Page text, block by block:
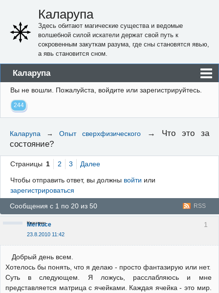
Каларупа
Здесь обитают магические существа и ведомые
волшебной силой искатели держат свой путь к
сокровенным закуткам разума, где сны становятся явью,
а явь становится сном.
Каларупа
Блог
Форум
Правила
Регистрация
Вход
Вы не вошли. Пожалуйста, войдите или зарегистрируйтесь.
244
Каларупа →Опыт сверхфизического → Что это за
состояние?
Страницы 1 2 3 Далее
Чтобы отправить ответ, вы должны войти или
зарегистрироваться
RSS
Сообщения с 1 по 20 из 50
1
Merkuce
23.8.2010 11:42
Неактивен
Добрый день всем.
Хотелось бы понять, что я делаю - просто фантазирую или нет.
Суть в следующем. Я ложусь, расслабляюсь и мне
представляется матрица с ячейками. Каждая ячейка - это мир.